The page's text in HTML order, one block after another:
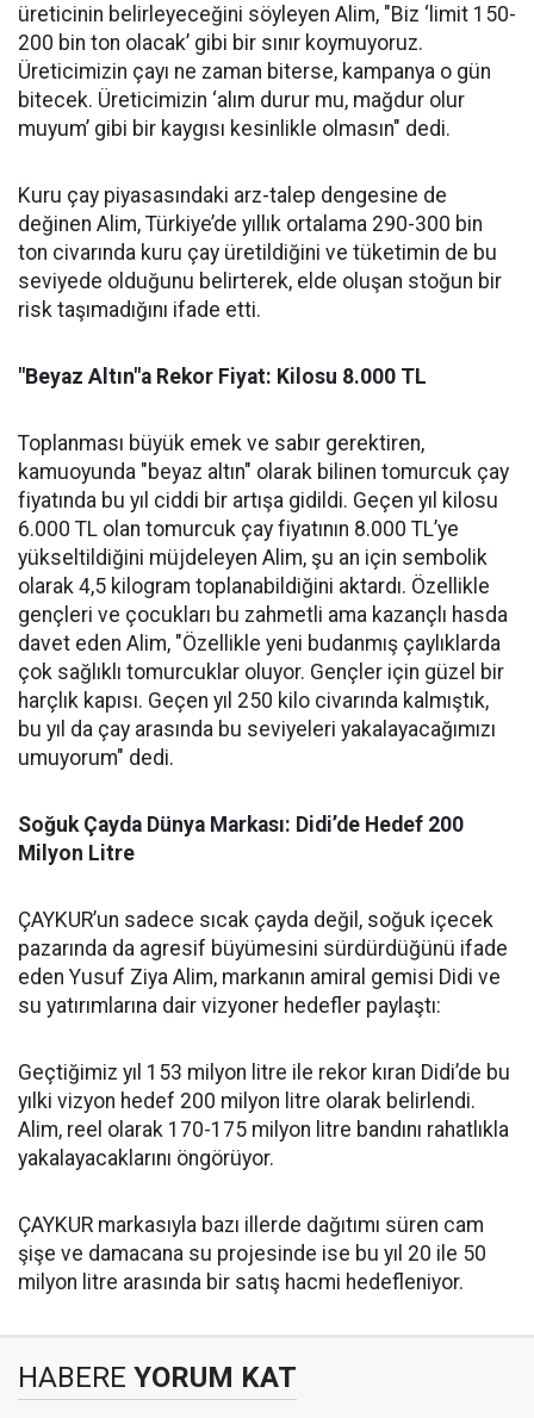
üreticinin belirleyeceğini söyleyen Alim, "Biz ‘limit 150-
200 bin ton olacak’ gibi bir sınır koymuyoruz.
Üreticimizin çayı ne zaman biterse, kampanya o gün
bitecek. Üreticimizin ‘alım durur mu, mağdur olur
muyum’ gibi bir kaygısı kesinlikle olmasın" dedi.
Kuru çay piyasasındaki arz-talep dengesine de
değinen Alim, Türkiye’de yıllık ortalama 290-300 bin
ton civarında kuru çay üretildiğini ve tüketimin de bu
seviyede olduğunu belirterek, elde oluşan stoğun bir
risk taşımadığını ifade etti.
"Beyaz Altın"a Rekor Fiyat: Kilosu 8.000 TL
Toplanması büyük emek ve sabır gerektiren,
kamuoyunda "beyaz altın" olarak bilinen tomurcuk çay
fiyatında bu yıl ciddi bir artışa gidildi. Geçen yıl kilosu
6.000 TL olan tomurcuk çay fiyatının 8.000 TL’ye
yükseltildiğini müjdeleyen Alim, şu an için sembolik
olarak 4,5 kilogram toplanabildiğini aktardı. Özellikle
gençleri ve çocukları bu zahmetli ama kazançlı hasda
davet eden Alim, "Özellikle yeni budanmış çaylıklarda
çok sağlıklı tomurcuklar oluyor. Gençler için güzel bir
harçlık kapısı. Geçen yıl 250 kilo civarında kalmıştık,
bu yıl da çay arasında bu seviyeleri yakalayacağımızı
umuyorum" dedi.
Soğuk Çayda Dünya Markası: Didi’de Hedef 200
Milyon Litre
ÇAYKUR’un sadece sıcak çayda değil, soğuk içecek
pazarında da agresif büyümesini sürdürdüğünü ifade
eden Yusuf Ziya Alim, markanın amiral gemisi Didi ve
su yatırımlarına dair vizyoner hedefler paylaştı:
Geçtiğimiz yıl 153 milyon litre ile rekor kıran Didi’de bu
yılki vizyon hedef 200 milyon litre olarak belirlendi.
Alim, reel olarak 170-175 milyon litre bandını rahatlıkla
yakalayacaklarını öngörüyor.
ÇAYKUR markasıyla bazı illerde dağıtımı süren cam
şişe ve damacana su projesinde ise bu yıl 20 ile 50
milyon litre arasında bir satış hacmi hedefleniyor.
HABERE YORUM KAT